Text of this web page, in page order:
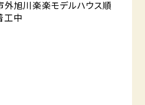
外旭川楽楽モデルハウス順
工中